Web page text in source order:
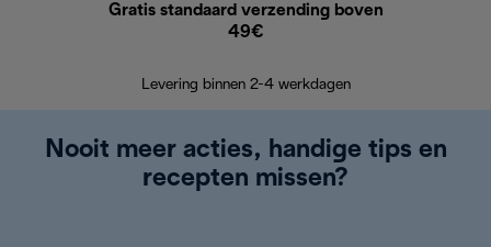
Gratis standaard verzending boven
49€
Levering binnen 2-4 werkdagen
Nooit meer acties, handige tips en
recepten missen?